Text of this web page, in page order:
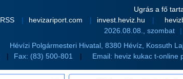
Ugrás a fő
RSS
hevizariport.com invest.heviz.hu
2026.08.08., szombat
Hévízi Polgármesteri Hivatal, 8380 Hévíz, Kossuth
Fax: (83) 500-801 Email: heviz kukac t-online